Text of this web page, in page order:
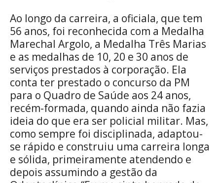
Ao longo da carreira, a oficiala, que tem
56 anos, foi reconhecida com a Medalha
Marechal Argolo, a Medalha Três Marias
e as medalhas de 10, 20 e 30 anos de
serviços prestados à corporação. Ela
conta ter prestado o concurso da PM
para o Quadro de Saúde aos 24 anos,
recém-formada, quando ainda não fazia
ideia do que era ser policial militar. Mas,
como sempre foi disciplinada, adaptou-
se rápido e construiu uma carreira longa
e sólida, primeiramente atendendo e
depois assumindo a gestão da